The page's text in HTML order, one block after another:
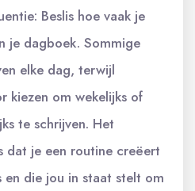
Beslis hoe vaak je
je dagboek. Sommige
elke dag, terwijl
kiezen om wekelijks of
te schrijven. Het
dat je een routine creëert
en die jou in staat stelt om